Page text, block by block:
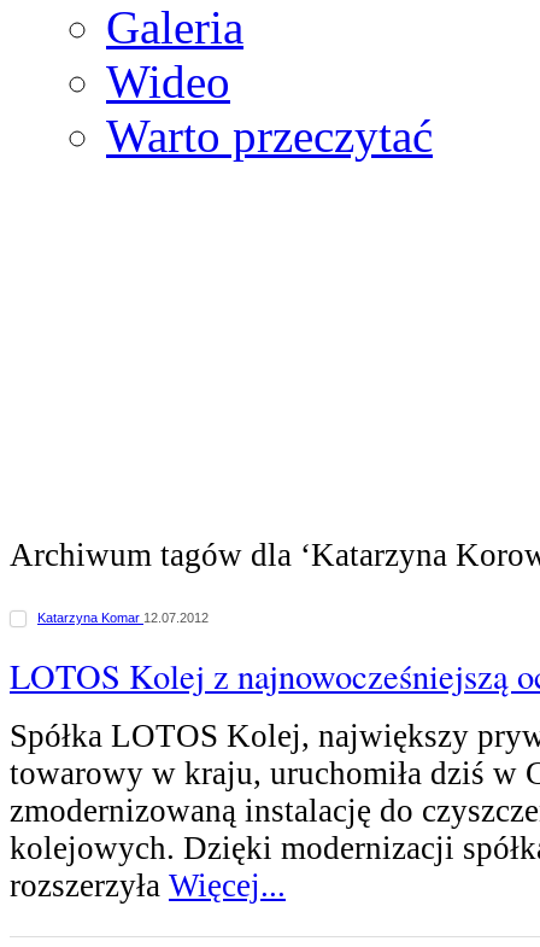
Galeria
Wideo
Warto przeczytać
Archiwum tagów dla ‘Katarzyna
Katarzyna Komar 12.07.2012
LOTOS Kolej z najnowocześniejszą
Spółka LOTOS Kolej, największy
towarowy w kraju, uruchomiła dziś w
zmodernizowaną instalację do
kolejowych. Dzięki modernizacji
rozszerzyła Więcej...